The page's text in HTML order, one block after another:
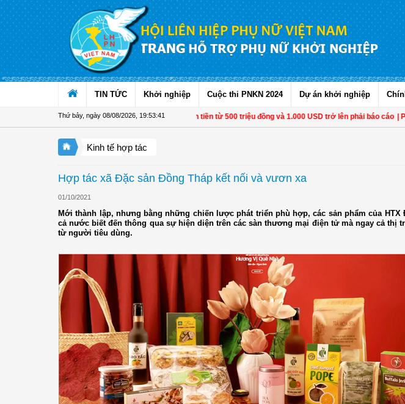
Truy cập nội dung luôn
TIN TỨC Khởi nghiệp Cuộc thi PNKN 2024 Dự án khởi nghiệp
Thứ bảy, ngày 08/08/2026 19:53:41
Từ 1/11, chuyển tiền từ 500 triệu đồng và 1.000 USD trở lên phải báo cáo |
Kinh tế hợp tác
Hợp tác xã Đặc sản Đồng Tháp kết nối và vươn xa
01/10/2021
Mới thành lập, nhưng bằng những chiến lược phát triển phù hợp, các sản phẩm của
cả nước biết đến thông qua sự hiện diện trên các sàn thương mại điện tử mà ngay cả thị
từ người tiêu dùng.